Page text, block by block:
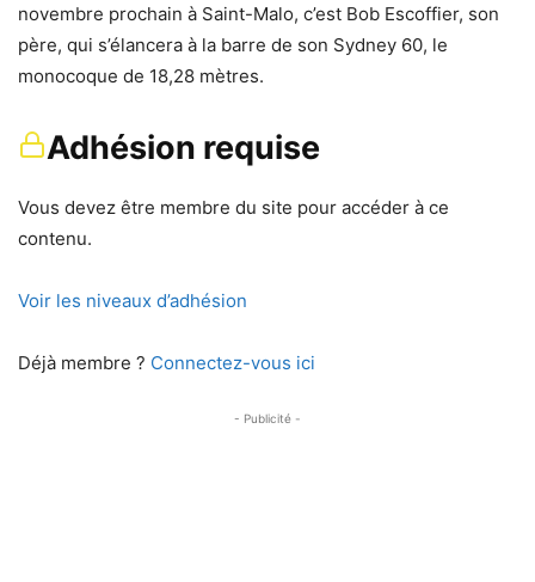
novembre prochain à Saint-Malo, c’est Bob Escoffier, son
père, qui s’élancera à la barre de son Sydney 60, le
monocoque de 18,28 mètres.
Adhésion requise
Vous devez être membre du site pour accéder à ce
contenu.
Voir les niveaux d’adhésion
Déjà membre ? Connectez-vous ici
- Publicité -